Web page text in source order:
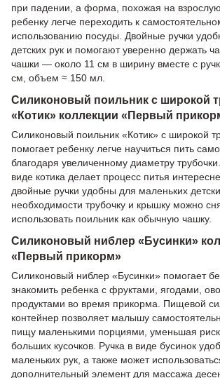
при падении, а форма, похожая на
ребенку легче переходить к
использованию посуды. Двойные ручки
детских рук и помогают уверенно держать
чашки — около 11 см в ширину вместе с
см, объем ≈ 150 мл.
Силиконовый поильник с широкой
«Котик» коллекции «Первый
Силиконовый поильник «Котик» с широкой
помогает ребенку легче научиться пить
благодаря увеличенному диаметру
виде котика делает процесс питья
двойные ручки удобны для маленьких
необходимости трубочку и крышку можно
использовать поильник как обычную чашку.
Силиконовый ниблер «Бусинки»
«Первый прикорм»
Силиконовый ниблер «Бусинки» помогает
знакомить ребенка с фруктами, ягодами,
продуктами во время прикорма. Пищевой
контейнер позволяет малышу
пищу маленькими порциями, уменьшая
больших кусочков. Ручка в виде бусинок
маленьких рук, а также может
дополнительный элемент для массажа